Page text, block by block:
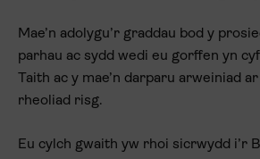
Mae’n adolygu’r graddau bod y
parhau ac sydd wedi eu gorffen yn
Taith ac y mae’n darparu arweiniad
rheoliad risg.
Eu cylch gwaith yw rhoi sicrwydd i’r